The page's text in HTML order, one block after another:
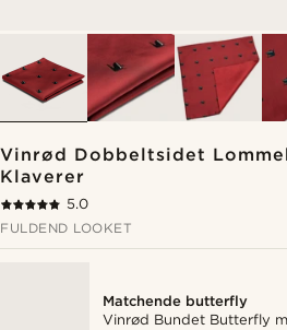
Vinrød Dobbeltsidet
Klaverer
5.0
FULDEND LOOKET
Matchende butterfly
Vinrød Bundet Butterfly